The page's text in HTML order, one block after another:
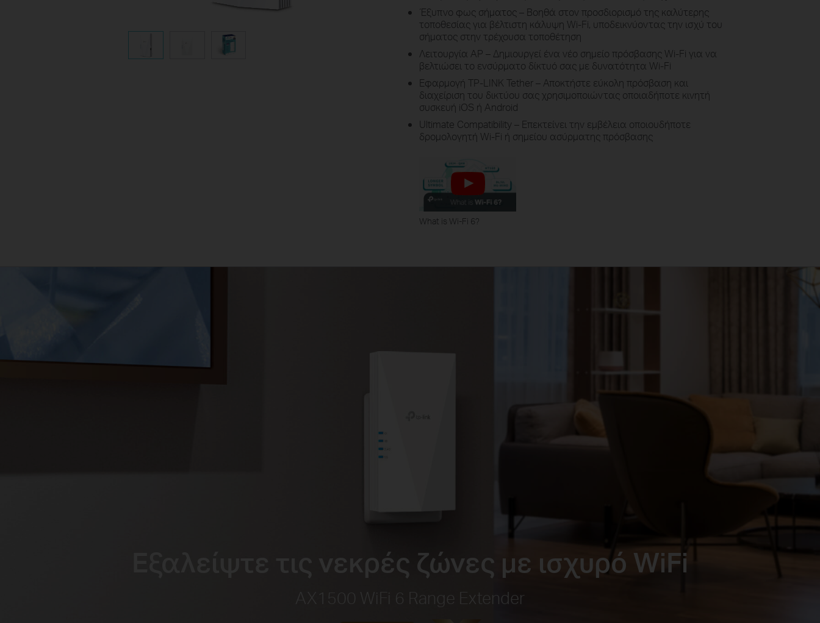
Έξυπνο φως σήματος – Βοηθά στον προσδιορισμό της καλύτερης
τοποθεσίας για βέλτιστη κάλυψη Wi-Fi, υποδεικνύοντας την ισχύ του
σήματος στην τρέχουσα τοποθέτηση
Λειτουργία AP – Δημιουργεί ένα νέο σημείο πρόσβασης Wi-Fi για να
βελτιώσει το ενσύρματο δίκτυό σας με δυνατότητα Wi-Fi
Εφαρμογή TP-LINK Tether – Αποκτήστε εύκολη πρόσβαση και
διαχείριση του δικτύου σας χρησιμοποιώντας οποιαδήποτε κινητή
συσκευή iOS ή Android
Ultimate Compatibility – Επεκτείνει την εμβέλεια οποιουδήποτε
δρομολογητή Wi-Fi ή σημείου ασύρματης πρόσβασης
What is Wi-Fi 6?
Εξαλείψτε τις νεκρές ζώνες με ισχυρό WiFi
AX1500 WiFi 6 Range Extender